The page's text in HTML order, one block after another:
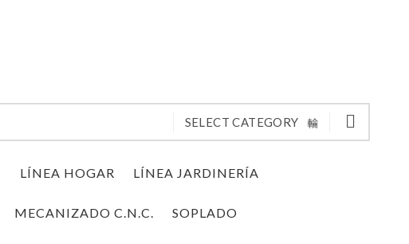
SELECT CATEGORY
LÍNEA HOGAR LÍNEA JARDINERÍA
MECANIZADO C.N.C. SOPLADO